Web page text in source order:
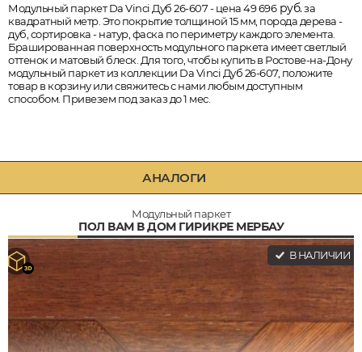
Модульный паркет Da Vinci Дуб 26-607 - цена 49 696руб.за
квадратный метр. Это покрытие толщиной 15 мм, порода дерева -
дуб, сортировка - натур, фаска по периметру каждого элемента.
Брашированная поверхность модульного паркета имеет светлый
оттенок и матовый блеск. Для того, чтобы купить в Ростове-на-Дону
модульный паркет из коллекции Da Vinci Дуб 26-607, положите
товар в корзину или свяжитесь с нами любым доступным
способом. Привезем под заказ до 1 мес.
АНАЛОГИ
Модульный паркет
ПОЛ ВАМ В ДОМ ГИРИКРЕ МЕРБАУ
В НАЛИЧИИ